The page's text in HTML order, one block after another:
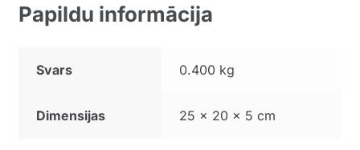
Papildu informācija
Svars 0.400 kg
Dimensijas 25 × 20 × 5 cm